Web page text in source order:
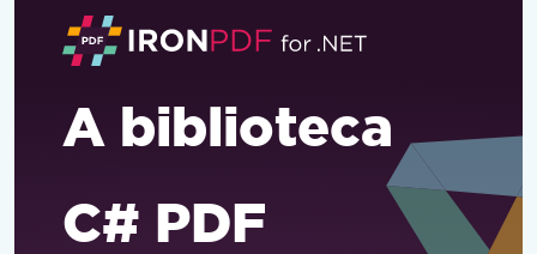
A biblioteca
C# PDF